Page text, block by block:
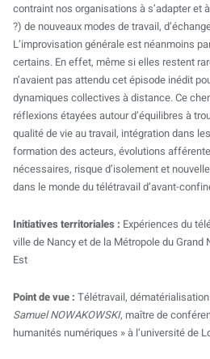
contraint nos organisations à s’adapter et
?) de nouveaux modes de travail,
L’improvisation générale est néanmoins
certains. En effet, même si elles restent
n’avaient pas attendu cet épisode inédit
dynamiques collectives à distance. Ce
réflexions étayées autour d’équilibres à
qualité de vie au travail, intégration dans
formation des acteurs, évolutions
nécessaires, risque d’isolement et
dans le monde du télétravail d’avant-
Initiatives territoriales : Expériences du
ville de Nancy et de la Métropole du Grand
Est
Point de vue : Télétravail,
Samuel NOWAKOWSKI, maître de
humanités numériques » à l’université de